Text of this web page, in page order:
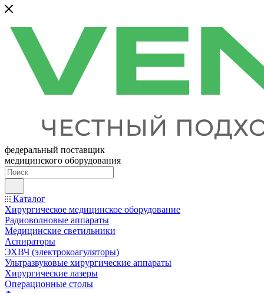
федеральный поставщик
медицинского оборудования
Каталог
Хирургическое медицинское оборудование
Радиоволновые аппараты
Медицинские светильники
Аспираторы
ЭХВЧ (электрокоагуляторы)
Ультразвуковые хирургические аппараты
Хирургические лазеры
Операционные столы